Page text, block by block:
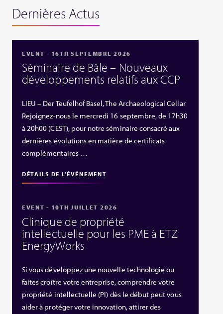
Dernières Actus
EVENT - 16TH SEPTEMBRE 2026
Séminaire de Bâle – Nouveaux
développements relatifs aux CCP
LIEU – Der Teufelhof Basel, The Archaeological Cellar
Rejoignez-nous le mercredi 16 septembre, de 17h30
à 20h00 (CEST), pour notre séminaire consacré aux
dernières évolutions en matière de certificats
complémentaires …
DÉTAILS DE L'ÉVÉNEMENT
EVENT - 10TH JUILLET 2026
Clinique de propriété
intellectuelle pour les PME à ETZ
EnergyWorks
Si vous développez une nouvelle technologie ou
faites croître votre entreprise, comprendre votre
propriété intellectuelle (PI) dès le début peut vous
aider à protéger votre innovation, attirer des